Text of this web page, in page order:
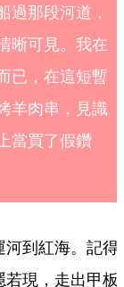
過那段河道，
晰可見。我在
已，在這短暫
羊肉串，見識
當買了假鑽
到紅海。記得
現，走出甲板